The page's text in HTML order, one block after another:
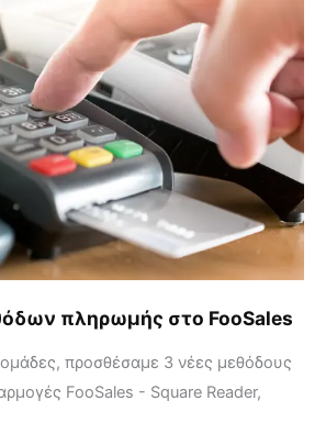
πληρωμής στο FooSales
προσθέσαμε 3 νέες μεθόδους
FooSales - Square Reader,